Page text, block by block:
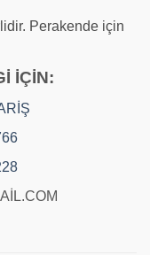
Perakende için
İÇİN: